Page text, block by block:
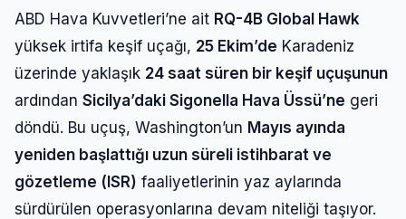
ABD Hava Kuvvetleri’ne ait RQ-4B Global Hawk
yüksek irtifa keşif uçağı, 25 Ekim’de Karadeniz
üzerinde yaklaşık 24 saat süren bir keşif uçuşunun
ardından Sicilya’daki Sigonella Hava Üssü’ne geri
döndü. Bu uçuş, Washington’un Mayıs ayında
yeniden başlattığı uzun süreli istihbarat ve
gözetleme (ISR) faaliyetlerinin yaz aylarında
sürdürülen operasyonlarına devam niteliği taşıyor.